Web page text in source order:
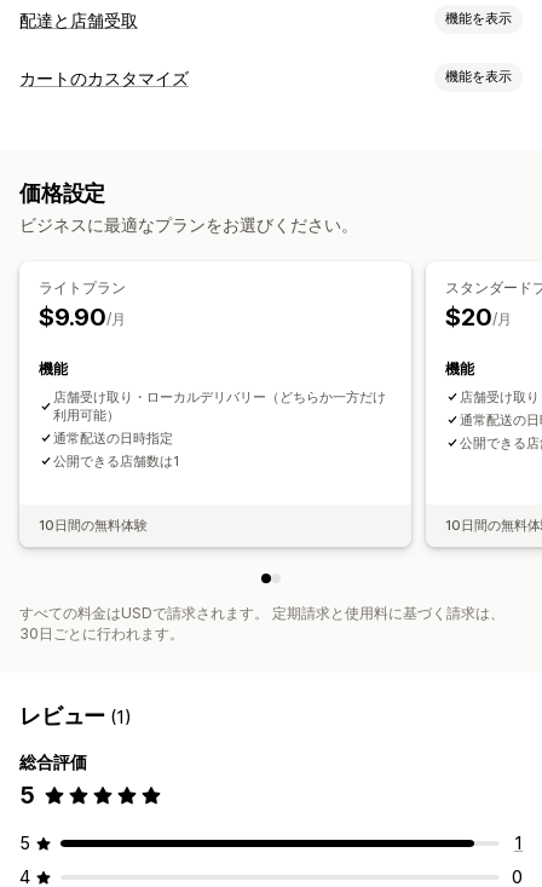
配達と店舗受取 機能を表示
配達オプション
受取オプション
実店舗
複数ロケーション 日付ピッカー
カートのカスタマイズ 機能を表示
価格設定
ビジネスに最適なプランをお選びください。
ライトプラン
$9.90/月
機能
店舗受け取り・ローカルデリバリー（どちらか一方だけ
利用可能）
通常配送の日時指定
公開できる店舗数は1
10日間の無料体験
スタンダード
$20/月
機能
店舗受け取
通常配送の
公開できる
10日間の無料
すべての料金はUSDで請求されます。 定期請求と使用料に基づく請求は、
30日ごとに行われます。
レビュー (1)
総合評価
5
5
1
4
0